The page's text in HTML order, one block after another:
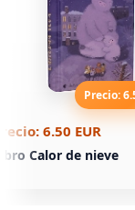
Precio:
6.50 EUR
Calor de nieve